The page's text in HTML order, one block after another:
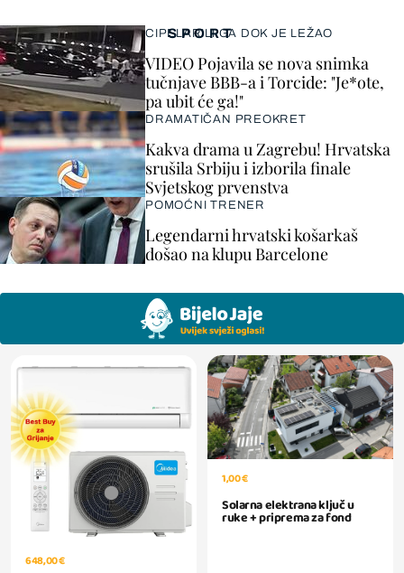
SPORT
CIPELARILI GA DOK JE LEŽAO
VIDEO Pojavila se nova snimka
tučnjave BBB-a i Torcide: "Je*ote,
pa ubit će ga!"
DRAMATIČAN PREOKRET
Kakva drama u Zagrebu! Hrvatska
srušila Srbiju i izborila finale
Svjetskog prvenstva
POMOĆNI TRENER
Legendarni hrvatski košarkaš
došao na klupu Barcelone
648,00 €
1,00 €
Solarna elektrana ključ u
ruke + priprema za fond